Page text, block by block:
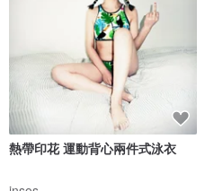
熱帶印花 運動背心兩件式泳衣